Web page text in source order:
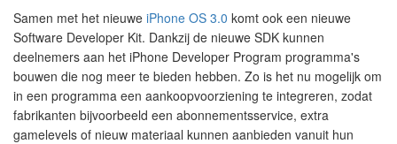
Samen met het nieuwe iPhone OS 3.0 komt ook een nieuwe
Software Developer Kit. Dankzij de nieuwe SDK kunnen
deelnemers aan het iPhone Developer Program programma's
bouwen die nog meer te bieden hebben. Zo is het nu mogelijk om
in een programma een aankoopvoorziening te integreren, zodat
fabrikanten bijvoorbeeld een abonnementsservice, extra
gamelevels of nieuw materiaal kunnen aanbieden vanuit hun